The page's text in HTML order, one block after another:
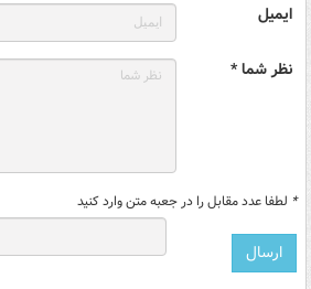
ایمیل
نظر شما *
* لطفا عدد مقابل را در جعبه متن وارد کنید